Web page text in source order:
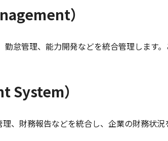
）
怠管理、能力開発などを統合管理します
System）
、財務報告などを統合し、企業の財務状況